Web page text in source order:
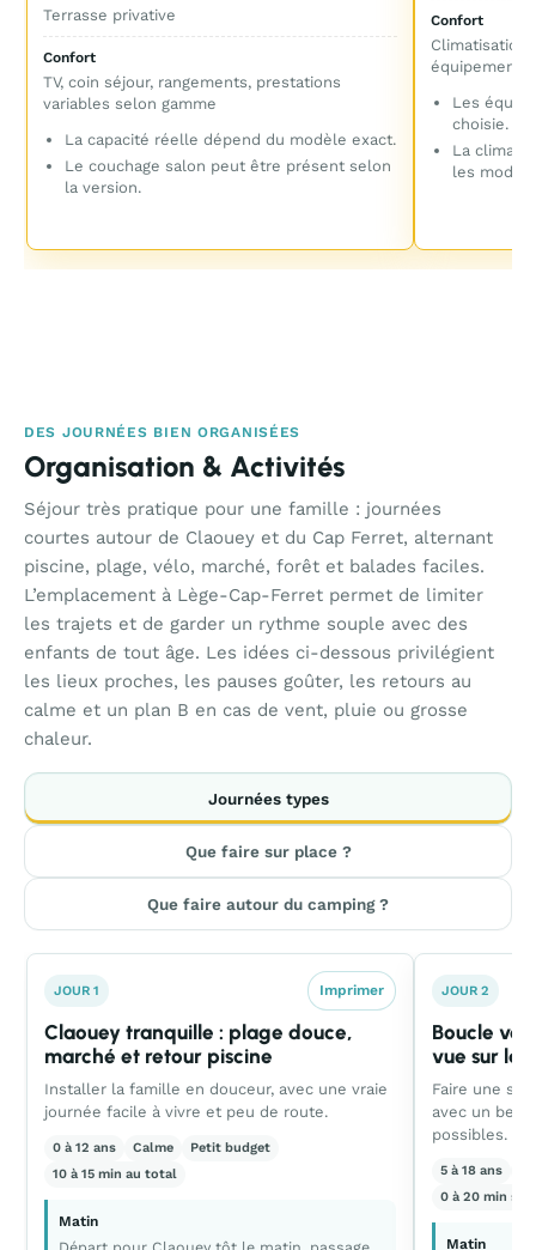
Terrasse privative
Confort
TV, coin séjour, rangements, prestations
variables selon gamme
La capacité réelle dépend du modèle exact.
Le couchage salon peut être présent selon
la version.
Confort
Climatisation
équipements
Les
choisie.
La
les
DES JOURNÉES BIEN ORGANISÉES
Organisation & Activités
Séjour très pratique pour une famille : journées
courtes autour de Claouey et du Cap Ferret, alternant
piscine, plage, vélo, marché, forêt et balades faciles.
L’emplacement à Lège-Cap-Ferret permet de limiter
les trajets et de garder un rythme souple avec des
enfants de tout âge. Les idées ci-dessous privilégient
les lieux proches, les pauses goûter, les retours au
calme et un plan B en cas de vent, pluie ou grosse
chaleur.
Journées types
Que faire sur place ?
Que faire autour du camping ?
JOUR 1 Imprimer
Claouey tranquille : plage douce,
marché et retour piscine
Installer la famille en douceur, avec une vraie
journée facile à vivre et peu de route.
0 à 12 ans Calme
Petit budget
10 à 15 min au total
Matin
JOUR 2
Boucle
vue sur la
Faire une
avec un bel
possibles.
5 à 18 ans
0 à 20 min
Matin